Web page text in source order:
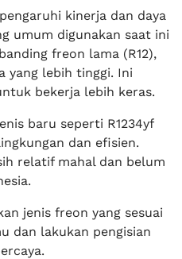
kinerja dan daya
umum digunakan saat ini
freon lama (R12),
yang lebih tinggi. Ini
bekerja lebih keras.
baru seperti R1234yf
dan efisien.
relatif mahal dan belum
jenis freon yang sesuai
dan lakukan pengisian